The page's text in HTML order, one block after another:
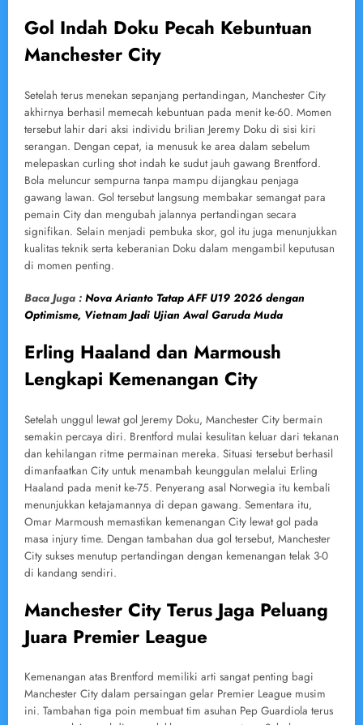
Gol Indah Doku Pecah Kebuntuan
Manchester City
Setelah terus menekan sepanjang pertandingan, Manchester City
akhirnya berhasil memecah kebuntuan pada menit ke-60. Momen
tersebut lahir dari aksi individu brilian Jeremy Doku di sisi kiri
serangan. Dengan cepat, ia menusuk ke area dalam sebelum
melepaskan curling shot indah ke sudut jauh gawang Brentford.
Bola meluncur sempurna tanpa mampu dijangkau penjaga
gawang lawan. Gol tersebut langsung membakar semangat para
pemain City dan mengubah jalannya pertandingan secara
signifikan. Selain menjadi pembuka skor, gol itu juga menunjukkan
kualitas teknik serta keberanian Doku dalam mengambil keputusan
di momen penting.
Baca Juga : Nova Arianto Tatap AFF U19 2026 dengan
Optimisme, Vietnam Jadi Ujian Awal Garuda Muda
Erling Haaland dan Marmoush
Lengkapi Kemenangan City
Setelah unggul lewat gol Jeremy Doku, Manchester City bermain
semakin percaya diri. Brentford mulai kesulitan keluar dari tekanan
dan kehilangan ritme permainan mereka. Situasi tersebut berhasil
dimanfaatkan City untuk menambah keunggulan melalui Erling
Haaland pada menit ke-75. Penyerang asal Norwegia itu kembali
menunjukkan ketajamannya di depan gawang. Sementara itu,
Omar Marmoush memastikan kemenangan City lewat gol pada
masa injury time. Dengan tambahan dua gol tersebut, Manchester
City sukses menutup pertandingan dengan kemenangan telak 3-0
di kandang sendiri.
Manchester City Terus Jaga Peluang
Juara Premier League
Kemenangan atas Brentford memiliki arti sangat penting bagi
Manchester City dalam persaingan gelar Premier League musim
ini. Tambahan tiga poin membuat tim asuhan Pep Guardiola terus